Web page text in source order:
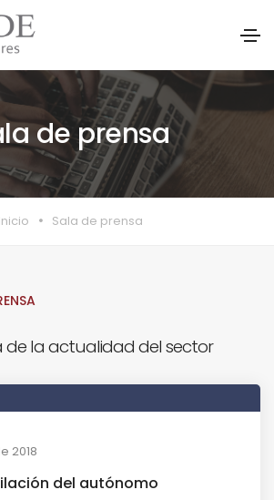
de prensa
Inicio Sala de prensa
la actualidad del sector
2018
del autónomo